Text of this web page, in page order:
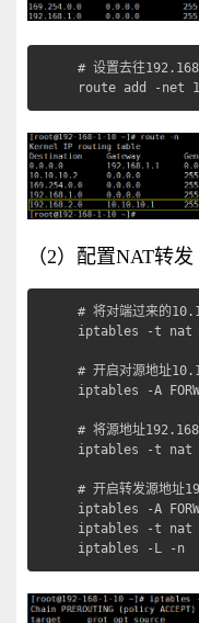
# 设置去往
route add -net
（2）配置NAT转发
# 将对端过来的
iptables -t nat -
# 开启对源地址
iptables -A
# 将源地址
iptables -t nat -
# 开启转发源地址
iptables -A
iptables -t nat
iptables -L -n